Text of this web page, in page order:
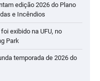
edição 2026 do Plano
e Incêndios
exibido na UFU, no
Park
temporada de 2026 do